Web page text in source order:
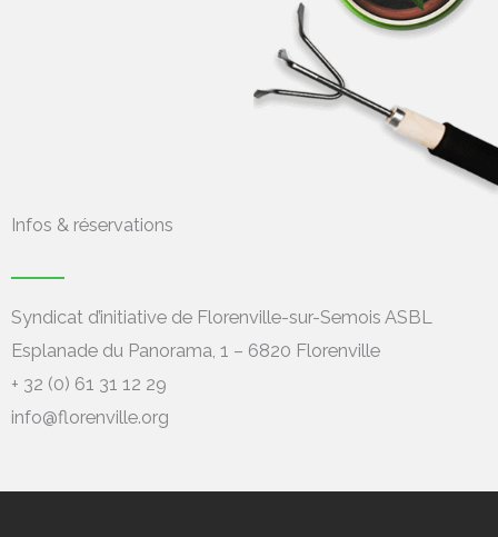
Infos & réservations
Syndicat d’initiative de Florenville-sur-Semois ASBL
Esplanade du Panorama, 1 – 6820 Florenville
+ 32 (0) 61 31 12 29
info@florenville.org